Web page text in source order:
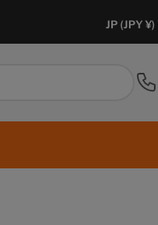
国
/
JP (JPY ¥)